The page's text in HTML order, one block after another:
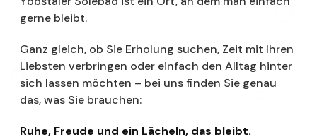
gerne bleibt.
Ganz gleich, ob Sie Erholung suchen, Zeit mit Ihren
Liebsten verbringen oder einfach den Alltag hinter
sich lassen möchten – bei uns finden Sie genau
das, was Sie brauchen:
Ruhe, Freude und ein Lächeln, das bleibt.